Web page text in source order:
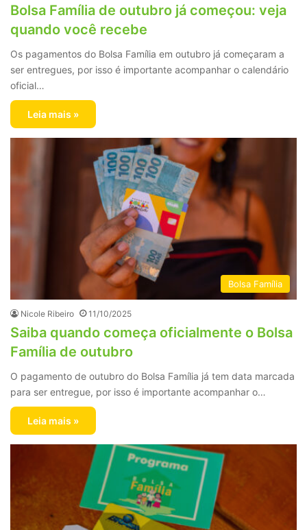
Bolsa Família de outubro já começou: veja
quando você recebe
Os pagamentos do Bolsa Família em outubro já começaram a
ser entregues, por isso é importante acompanhar o calendário
oficial…
Leia mais »
Bolsa Família
Nicole Ribeiro 11/10/2025
Saiba quando começa oficialmente o Bolsa
Família de outubro
O pagamento de outubro do Bolsa Família já tem data marcada
para ser entregue, por isso é importante acompanhar o…
Leia mais »